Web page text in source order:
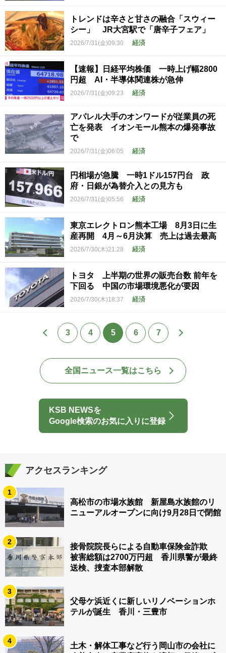
トレンドは辛さと甘さの融合「スウィー
シー」 JR大宮駅で「唐辛子フェア」
2026/7/31(金)09:30 経済
【速報】日経平均株価 一時上げ幅2800
円超 AI・半導体関連株が急伸
2026/7/31(金)09:23 経済
アパレル大手のオンワードが従業員の死
亡を発表 イオンモール熊本の爆発事故
で
2026/7/31(金)06:05 経済
円相場が急騰 一時1ドル157円台 政
府・日銀が為替介入との見方も
2026/7/31(金)05:56 経済
東京エレクトロン熊本工場 8月3日に生
産再開 4月～6月決算 売上は過去最高
2026/7/30(木)21:28 経済
トヨタ 上半期の世界の販売台数 前年を
下回る 中国の市場環境悪化が要因
2026/7/30(木)18:37 経済
3 4 5 6 7
全国ニュース一覧はこちら
KSB NEWSを
Google検索のお気に入りに登録
アクセスランキング
1
高松市の市場水族館 新屋島水族館のリ
ニューアルオープンに向け9月28日で閉館
2
接骨院院長らによる自動車保険金詐欺
被害総額は2700万円超 香川県警が最終
送検、捜査本部解散
3
父母ケ浜近くに新しいリノベーションホ
テルが誕生 香川・三豊市
4
土木・解体工事など行う岡山市の会社に